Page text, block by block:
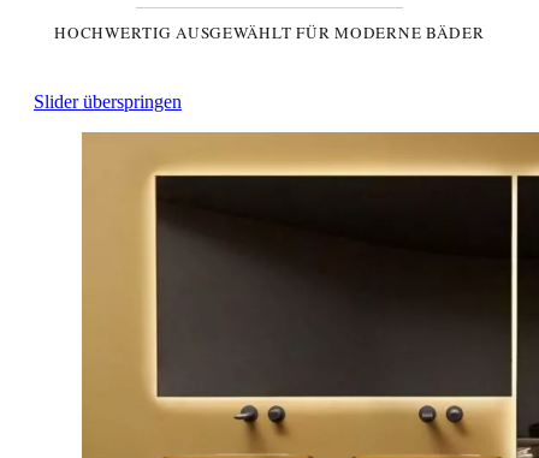
HOCHWERTIG AUSGEWÄHLT FÜR MODERNE BÄDER
Slider überspringen